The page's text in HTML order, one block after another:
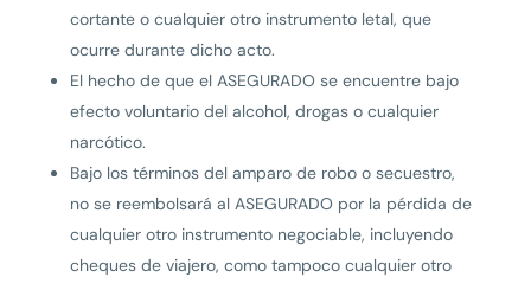
cortante o cualquier otro instrumento letal, que
ocurre durante dicho acto.
El hecho de que el ASEGURADO se encuentre bajo
efecto voluntario del alcohol, drogas o cualquier
narcótico.
Bajo los términos del amparo de robo o secuestro,
no se reembolsará al ASEGURADO por la pérdida de
cualquier otro instrumento negociable, incluyendo
cheques de viajero, como tampoco cualquier otro